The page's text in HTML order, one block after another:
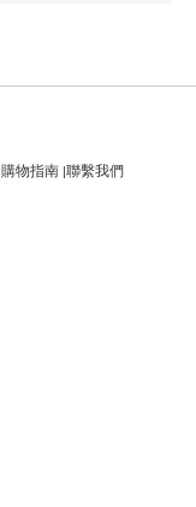
購物指南 |聯繫我們